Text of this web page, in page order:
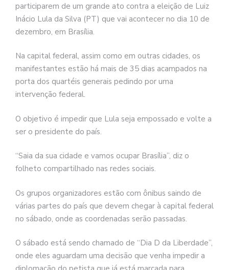
participarem de um grande ato contra a eleição de Luiz
Inácio Lula da Silva (PT) que vai acontecer no dia 10 de
dezembro, em Brasília.
Na capital federal, assim como em outras cidades, os
manifestantes estão há mais de 35 dias acampados na
porta dos quartéis generais pedindo por uma
intervenção federal.
O objetivo é impedir que Lula seja empossado e volte a
ser o presidente do país.
“Saia da sua cidade e vamos ocupar Brasília”, diz o
folheto compartilhado nas redes sociais.
Os grupos organizadores estão com ônibus saindo de
várias partes do país que devem chegar à capital federal
no sábado, onde as coordenadas serão passadas.
O sábado está sendo chamado de “Dia D da Liberdade”,
onde eles aguardam uma decisão que venha impedir a